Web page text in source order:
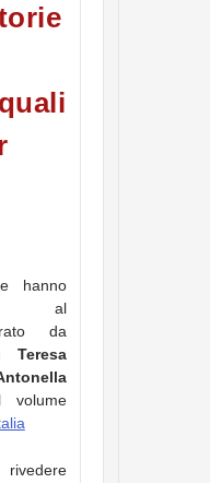
hanno
al
da
Teresa
volume